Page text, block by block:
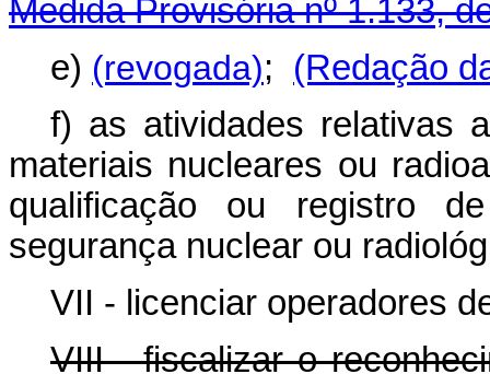
Medida Provisória nº 1.133,
e) (revogada); (Redação
f) as atividades relativas
materiais nucleares ou
qualificação ou registro
segurança nuclear ou
VII - licenciar operadores
VIII - fiscalizar o